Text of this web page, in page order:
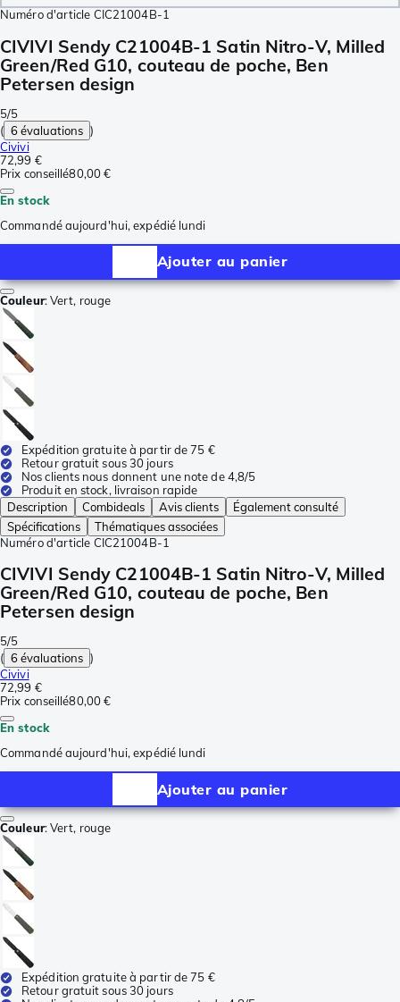
Numéro d'article CIC21004B-1
CIVIVI Sendy C21004B-1 Satin Nitro-V, Milled
Green/Red G10, couteau de poche, Ben
Petersen design
5/5
( 6 évaluations )
Civivi
72,99 €
Prix conseillé80,00 €
En stock
Commandé aujourd'hui, expédié lundi
Ajouter au panier
Couleur:Vert, rouge
Expédition gratuite à partir de 75 €
Retour gratuit sous 30 jours
Nos clients nous donnent une note de 4,8/5
Produit en stock, livraison rapide
Description
Combideals Avis clients
Également consulté
Spécifications
Thématiques associées
Numéro d'article CIC21004B-1
CIVIVI Sendy C21004B-1 Satin Nitro-V, Milled
Green/Red G10, couteau de poche, Ben
Petersen design
5/5
( 6 évaluations )
Civivi
72,99 €
Prix conseillé80,00 €
En stock
Commandé aujourd'hui, expédié lundi
Ajouter au panier
Couleur:Vert, rouge
Expédition gratuite à partir de 75 €
Retour gratuit sous 30 jours